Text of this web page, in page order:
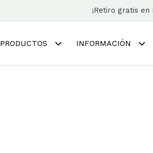
¡Retiro gratis
PRODUCTOS INFORMACIÓN